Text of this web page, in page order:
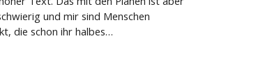
und mir sind Menschen
die schon ihr halbes…